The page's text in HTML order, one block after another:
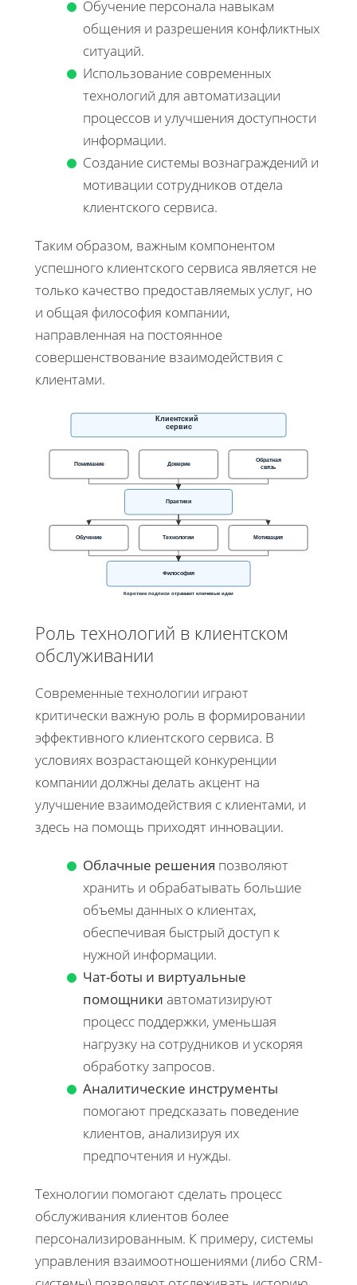
Обучение персонала навыкам
общения и разрешения конфликтных
ситуаций.
Использование современных
технологий для автоматизации
процессов и улучшения доступности
информации.
Создание системы вознаграждений и
мотивации сотрудников отдела
клиентского сервиса.
Таким образом, важным компонентом
успешного клиентского сервиса является не
только качество предоставляемых услуг, но
и общая философия компании,
направленная на постоянное
совершенствование взаимодействия с
клиентами.
Клиентский
сервис
Понимание Доверие
Обратная
связь
Практики
Обучение Технологии Мотивация
Философия
Короткие подписи отражают ключевые идеи
Роль технологий в клиентском
обслуживании
Современные технологии играют
критически важную роль в формировании
эффективного клиентского сервиса. В
условиях возрастающей конкуренции
компании должны делать акцент на
улучшение взаимодействия с клиентами, и
здесь на помощь приходят инновации.
Облачные решения позволяют
хранить и обрабатывать большие
объемы данных о клиентах,
обеспечивая быстрый доступ к
нужной информации.
Чат-боты и виртуальные
помощники автоматизируют
процесс поддержки, уменьшая
нагрузку на сотрудников и ускоряя
обработку запросов.
Аналитические инструменты
помогают предсказать поведение
клиентов, анализируя их
предпочтения и нужды.
Технологии помогают сделать процесс
обслуживания клиентов более
персонализированным. К примеру, системы
управления взаимоотношениями (либо CRM-